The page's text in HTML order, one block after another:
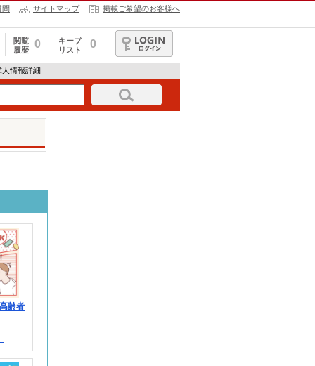
問 サイトマップ 掲載ご希望のお客様へ
閲覧
履歴
0
キープ
リスト
0
ログイン
人情報詳細
齢者